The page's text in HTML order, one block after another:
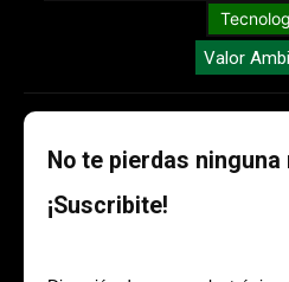
Valor
No te pierdas ninguna
¡Suscribite!